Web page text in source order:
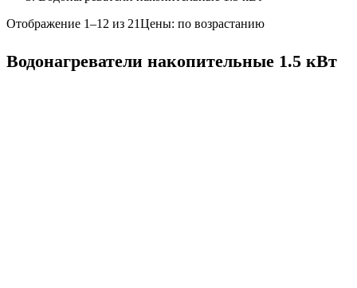
Отображение 1–12 из 21Цены: по возрастанию
Водонагреватели накопительные 1.5 кВт